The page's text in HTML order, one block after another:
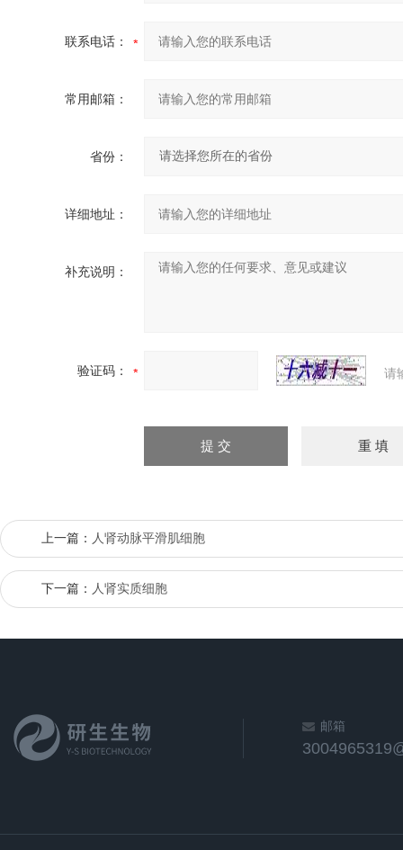
联系电话：
常用邮箱：
省份：
详细地址：
补充说明：
验证码： 请
上一篇： 人肾动脉平滑肌细胞
下一篇： 人肾实质细胞
邮箱